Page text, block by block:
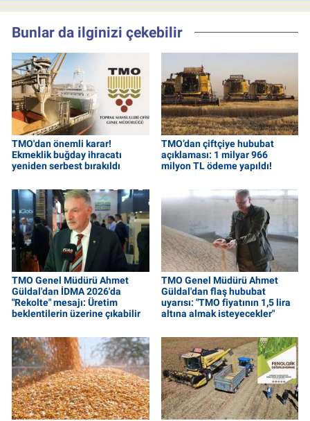
Bunlar da ilginizi çekebilir
TMO'dan önemli karar!
Ekmeklik buğday ihracatı
yeniden serbest bırakıldı
TMO’dan çiftçiye hububat
açıklaması: 1 milyar 966
milyon TL ödeme yapıldı!
TMO Genel Müdürü Ahmet
Güldal'dan İDMA 2026'da
"Rekolte" mesajı: Üretim
beklentilerin üzerine çıkabilir
TMO Genel Müdürü Ahmet
Güldal'dan flaş hububat
uyarısı: "TMO fiyatının 1,5 lira
altına almak isteyecekler"